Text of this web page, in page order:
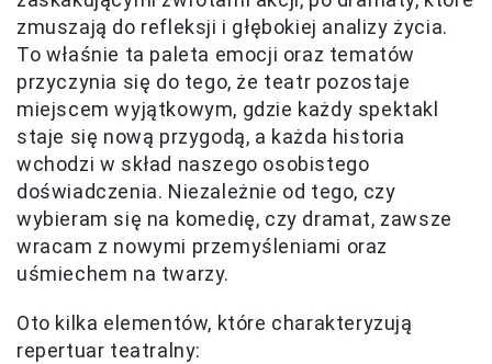
zmuszają do refleksji i głębokiej analizy życia.
To właśnie ta paleta emocji oraz tematów
przyczynia się do tego, że teatr pozostaje
miejscem wyjątkowym, gdzie każdy spektakl
staje się nową przygodą, a każda historia
wchodzi w skład naszego osobistego
doświadczenia. Niezależnie od tego, czy
wybieram się na komedię, czy dramat, zawsze
wracam z nowymi przemyśleniami oraz
uśmiechem na twarzy.
Oto kilka elementów, które charakteryzują
repertuar teatralny: